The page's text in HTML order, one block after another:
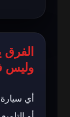
الفرق
وليس
أي